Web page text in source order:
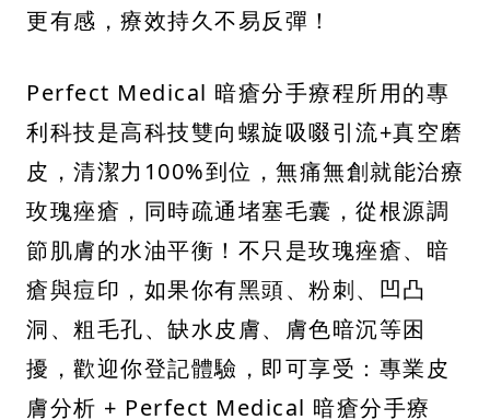
更有感，療效持久不易反彈！
Perfect Medical 暗瘡分手療程所用的專
利科技是高科技雙向螺旋吸啜引流+真空磨
皮，清潔力100%到位，無痛無創就能治療
玫瑰痤瘡，同時疏通堵塞毛囊，從根源調
節肌膚的水油平衡！不只是玫瑰痤瘡、暗
瘡與痘印，如果你有黑頭、粉刺、凹凸
洞、粗毛孔、缺水皮膚、膚色暗沉等困
擾，歡迎你登記體驗，即可享受：專業皮
膚分析 + Perfect Medical 暗瘡分手療